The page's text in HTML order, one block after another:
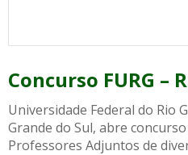
Concurso FURG –
Universidade Federal do Rio
Grande do Sul, abre
Professores Adjuntos de